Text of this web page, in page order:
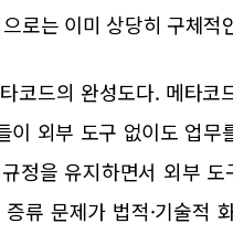
로는 이미 상당히 구체
코드의 완성도다. 메타코
이 외부 도구 없이도 업
정을 유지하면서 외부
류 문제가 법적·기술적